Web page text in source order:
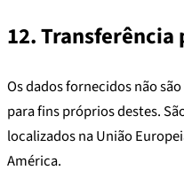
12. Transferência
Os dados fornecidos não
para fins próprios destes.
localizados na União
América.